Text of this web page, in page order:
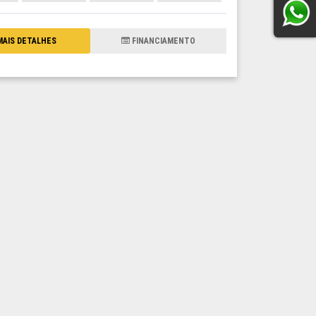
DETALHES FINANCIAMENTO